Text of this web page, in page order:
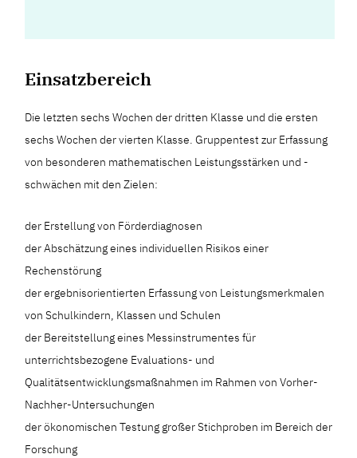
Einsatzbereich
Die letzten sechs Wochen der dritten Klasse und die ersten
sechs Wochen der vierten Klasse. Gruppentest zur Erfassung
von besonderen mathematischen Leistungsstärken und -
schwächen mit den Zielen:
der Erstellung von Förderdiagnosen
der Abschätzung eines individuellen Risikos einer
Rechenstörung
der ergebnisorientierten Erfassung von Leistungsmerkmalen
von Schulkindern, Klassen und Schulen
der Bereitstellung eines Messinstrumentes für
unterrichtsbezogene Evaluations- und
Qualitätsentwicklungsmaßnahmen im Rahmen von Vorher-
Nachher-Untersuchungen
der ökonomischen Testung großer Stichproben im Bereich der
Forschung